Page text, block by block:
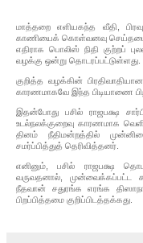
மாத்தறை எளியகந்த வீதி,
காணியைக் கொள்வனவு செய்தமை
எதிராக பொலிஸ் நிதி குற்றப்
வழக்கு ஒன்று தொடரப்பட்டுள்ளது.
குறித்த வழக்கின்
காரணமாகவே இந்த பிடியாணை
இதன்போது பசில் ராஜபக்ஷ
உடல்நலக்குறைவு காரணமாக
தினம் நீதிமன்றத்தில்
சமர்ப்பித்துத் தெரிவித்தனர்.
எனினும், பசில் ராஜபக்ஷ
வருவதனால், முன்வைக்கப்பட்ட
நீதவான் சதுரங்க எரங்க
பிறப்பித்தமை குறிப்பிடத்தக்கது.